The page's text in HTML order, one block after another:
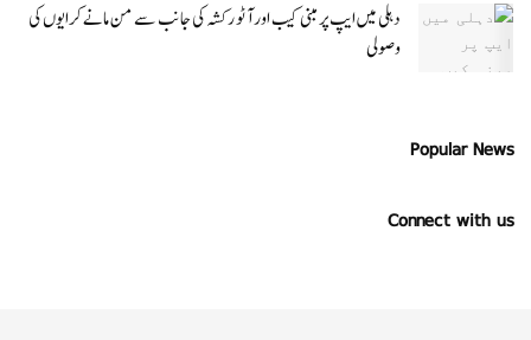
دہلی میں ایپ پر مبنی کیب اور آٹو رکشہ کی جانب سے من مانے کرایوں کی
وصولی
Popular News
Connect with us